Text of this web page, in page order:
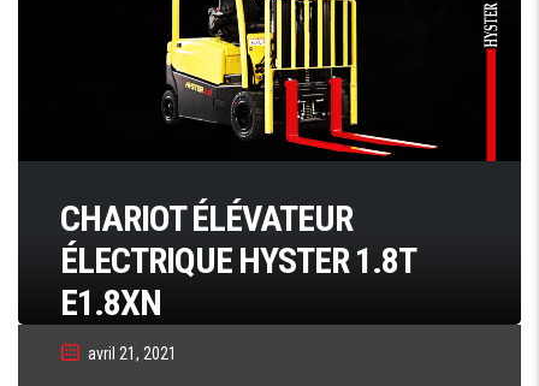
CHARIOT ÉLÉVATEUR
ÉLECTRIQUE HYSTER 1.8T
E1.8XN
avril 21, 2021